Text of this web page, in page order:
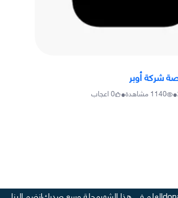
شركة أوبر
•
1140مشاهدة•
0اعجاب
العلم في هذا الشهرمجلة وسع صدركانضم إلينا